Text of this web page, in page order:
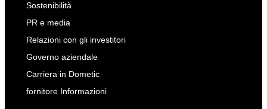
Sostenibilità
PR e media
Relazioni con gli investitori
Governo aziendale
Carriera in Dometic
fornitore Informazioni